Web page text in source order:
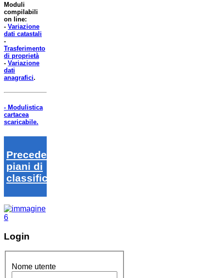
Moduli
compilabili
on line:
- Variazione
dati catastali
-
Trasferimento
di proprietà
- Variazione
dati
anagrafici.
- Modulistica
cartacea
scaricabile.
Precedenti
piani di
classifica
Login
Nome utente